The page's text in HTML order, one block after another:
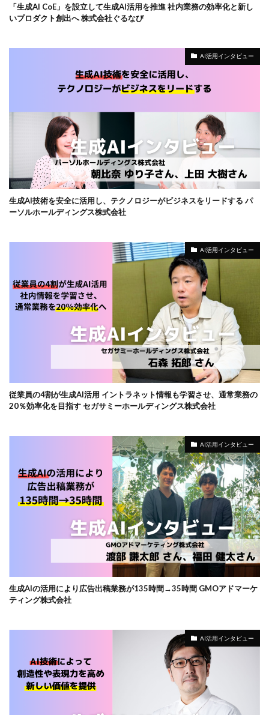
「生成AI CoE」を設立して生成AI活用を推進 社内業務の効率化と新し
いプロダクト創出へ 株式会社ぐるなび
AI活用インタビュー
生成AI技術を安全に活用し、テクノロジーがビジネスをリードする パ
ーソルホールディングス株式会社
AI活用インタビュー
従業員の4割が生成AI活用 イントラネット情報も学習させ、通常業務の
20％効率化を目指す セガサミーホールディングス株式会社
AI活用インタビュー
生成AIの活用により広告出稿業務が135時間→35時間 GMOアドマーケ
ティング株式会社
AI活用インタビュー